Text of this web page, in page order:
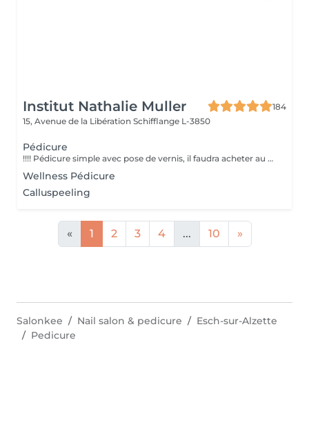
Institut Nathalie Muller
184
15, Avenue de la Libération Schifflange L-3850
Pédicure
!!!! Pédicure simple avec pose de vernis, il faudra acheter au choix parmi une large gamme de couleur le vernis à 8 €. Ou ramener votre vernis. Temps indicatif celui-ci peut varier en fonction du travail à effectuer.
Wellness Pédicure
Calluspeeling
« 1 2 3 4 ... 10 »
Salonkee Nail salon & pedicure
Esch-sur-Alzette
Pedicure